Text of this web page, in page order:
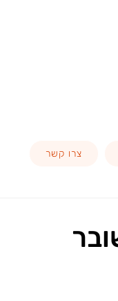
צרו קשר